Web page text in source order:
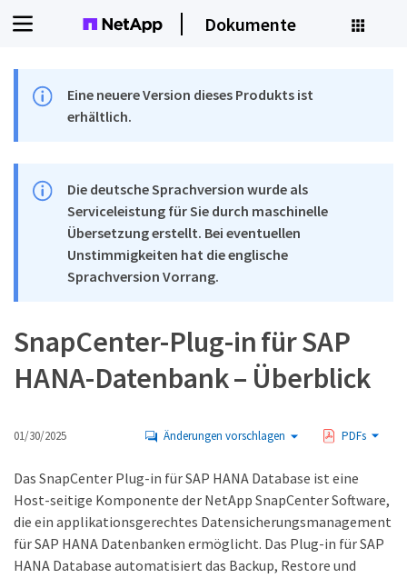
Dokumente
Eine neuere Version dieses Produkts ist
erhältlich.
Die deutsche Sprachversion wurde als
Serviceleistung für Sie durch maschinelle
Übersetzung erstellt. Bei eventuellen
Unstimmigkeiten hat die englische
Sprachversion Vorrang.
SnapCenter-Plug-in für SAP
HANA-Datenbank – Überblick
01/30/2025 Änderungen vorschlagen PDFs
Das SnapCenter Plug-in für SAP HANA Database ist eine
Host-seitige Komponente der NetApp SnapCenter Software,
die ein applikationsgerechtes Datensicherungsmanagement
für SAP HANA Datenbanken ermöglicht. Das Plug-in für SAP
HANA Database automatisiert das Backup, Restore und